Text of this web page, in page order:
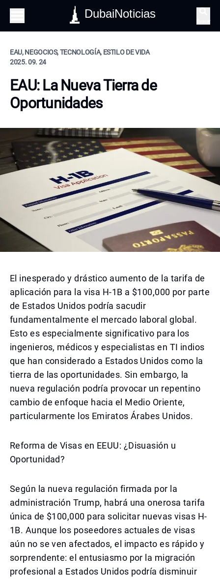
DubaiNoticias
EAU, NEGOCIOS, TECNOLOGÍA, ESTILO DE VIDA
2025. 09. 24
EAU: La Nueva Tierra de
Oportunidades
El inesperado y drástico aumento de la tarifa de
aplicación para la visa H-1B a $100,000 por parte
de Estados Unidos podría sacudir
fundamentalmente el mercado laboral global.
Esto es especialmente significativo para los
ingenieros, médicos y especialistas en TI indios
que han considerado a Estados Unidos como la
tierra de las oportunidades. Sin embargo, la
nueva regulación podría provocar un repentino
cambio de enfoque hacia el Medio Oriente,
particularmente los Emiratos Árabes Unidos.
Reforma de Visas en EEUU: ¿Disuasión u
Oportunidad?
Según la nueva regulación firmada por la
administración Trump, habrá una onerosa tarifa
única de $100,000 para solicitar nuevas visas H-
1B. Aunque los poseedores actuales de visas
aún no se ven afectados, el impacto es rápido y
sorprendente: el entusiasmo por la migración
profesional a Estados Unidos podría disminuir